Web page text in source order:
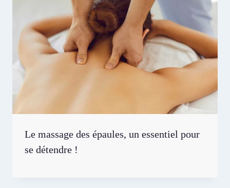
Le massage des épaules, un essentiel pour
se détendre !